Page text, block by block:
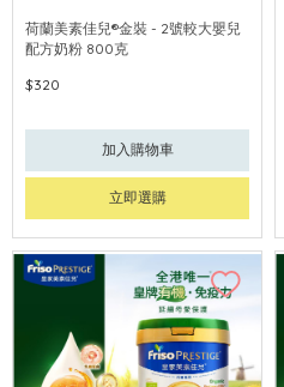
荷蘭美素佳兒®金裝 - 2號較大嬰兒
配方奶粉 800克
$320
加入購物車
立即選購